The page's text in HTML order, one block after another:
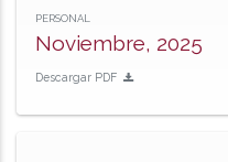
PERSONAL
Noviembre, 2025
Descargar PDF